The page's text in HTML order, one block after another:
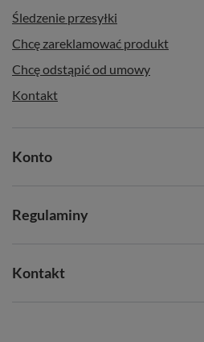
Śledzenie przesyłki
Chcę zareklamować produkt
Chcę odstąpić od umowy
Kontakt
Konto
Regulaminy
Kontakt